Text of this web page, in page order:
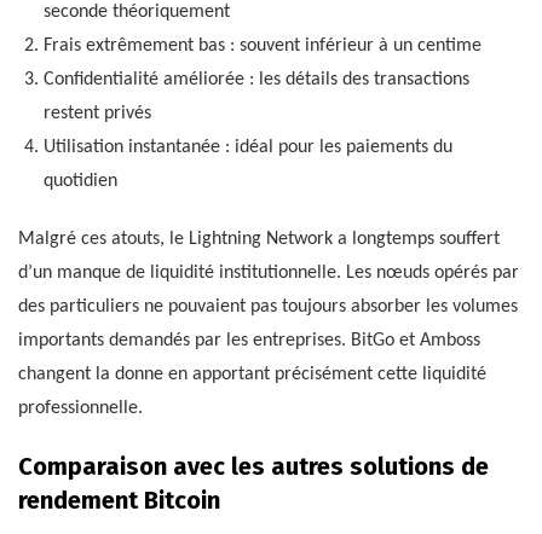
seconde théoriquement
Frais extrêmement bas : souvent inférieur à un centime
Confidentialité améliorée : les détails des transactions
restent privés
Utilisation instantanée : idéal pour les paiements du
quotidien
Malgré ces atouts, le Lightning Network a longtemps souffert
d’un manque de liquidité institutionnelle. Les nœuds opérés par
des particuliers ne pouvaient pas toujours absorber les volumes
importants demandés par les entreprises. BitGo et Amboss
changent la donne en apportant précisément cette liquidité
professionnelle.
Comparaison avec les autres solutions de
rendement Bitcoin